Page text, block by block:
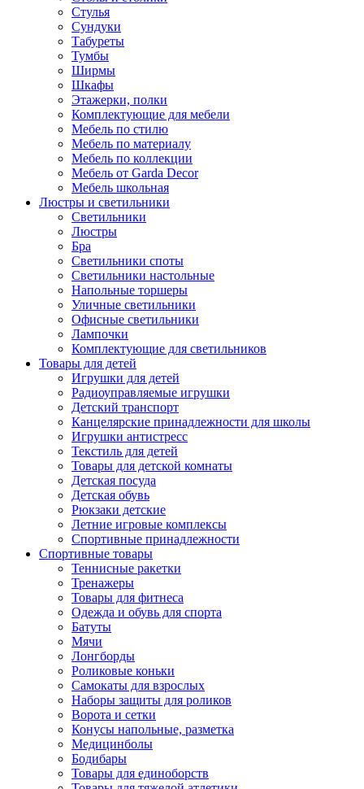
Стулья
Сундуки
Табуреты
Тумбы
Ширмы
Шкафы
Этажерки, полки
Комплектующие для мебели
Мебель по стилю
Мебель по материалу
Мебель по коллекции
Мебель от Garda Decor
Мебель школьная
Люстры и светильники
Светильники
Люстры
Бра
Светильники споты
Светильники настольные
Напольные торшеры
Уличные светильники
Офисные светильники
Лампочки
Комплектующие для светильников
Товары для детей
Игрушки для детей
Радиоуправляемые игрушки
Детский транспорт
Канцелярские принадлежности для школы
Игрушки антистресс
Текстиль для детей
Товары для детской комнаты
Детская посуда
Детская обувь
Рюкзаки детские
Летние игровые комплексы
Спортивные принадлежности
Спортивные товары
Теннисные ракетки
Тренажеры
Товары для фитнеса
Одежда и обувь для спорта
Батуты
Мячи
Лонгборды
Роликовые коньки
Самокаты для взрослых
Наборы защиты для роликов
Ворота и сетки
Конусы напольные, разметка
Медицинболы
Бодибары
Товары для единоборств